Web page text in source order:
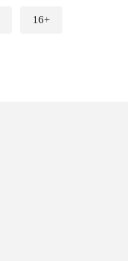
16+